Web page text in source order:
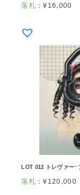
落札 ：¥16,000
LOT 012 トレヴァー･
落札 ：¥120,000